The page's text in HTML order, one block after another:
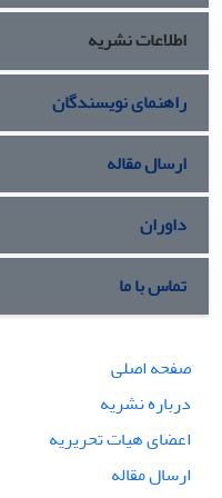
اطلاعات نشریه
راهنمای نویسندگان
ارسال مقاله
داوران
تماس با ما
صفحه اصلی
درباره نشریه
اعضای هیات تحریریه
ارسال مقاله